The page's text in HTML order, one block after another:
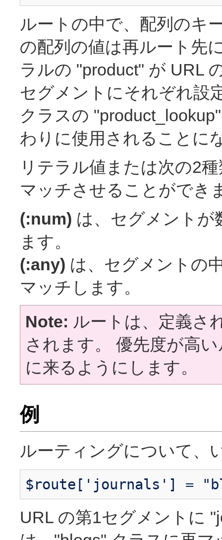
ルートの中で、配列のキ
の配列の値は再ルート先
ラルの "product" が URL
セグメントにそれぞれ設
クラスの
わりに使用されることに
リテラル値または次の2
マッチさせることができ
(:num) は、セグメントが
ます。
(:any) は、セグメントの
マッチします。
Note: ルートは、定義さ
されます。 優先度が高
に来るようにします。
例
ルーティングについて、
$route['journals'] =
URL の第1セグメントに